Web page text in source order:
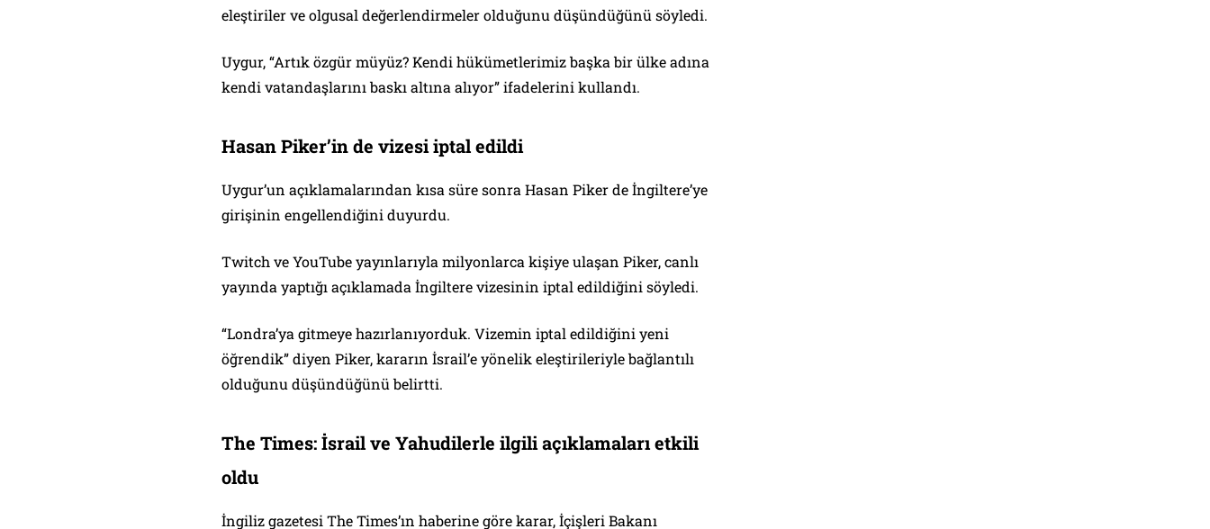
eleştiriler ve olgusal değerlendirmeler olduğunu düşündüğünü söyledi.
Uygur, “Artık özgür müyüz? Kendi hükümetlerimiz başka bir ülke adına
kendi vatandaşlarını baskı altına alıyor” ifadelerini kullandı.
Hasan Piker’in de vizesi iptal edildi
Uygur’un açıklamalarından kısa süre sonra Hasan Piker de İngiltere’ye
girişinin engellendiğini duyurdu.
Twitch ve YouTube yayınlarıyla milyonlarca kişiye ulaşan Piker, canlı
yayında yaptığı açıklamada İngiltere vizesinin iptal edildiğini söyledi.
“Londra’ya gitmeye hazırlanıyorduk. Vizemin iptal edildiğini yeni
öğrendik” diyen Piker, kararın İsrail’e yönelik eleştirileriyle bağlantılı
olduğunu düşündüğünü belirtti.
The Times: İsrail ve Yahudilerle ilgili açıklamaları etkili
oldu
İngiliz gazetesi The Times’ın haberine göre karar, İçişleri Bakanı